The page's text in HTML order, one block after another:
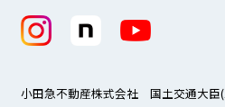
小田急不動産株式会社 国土交通大臣